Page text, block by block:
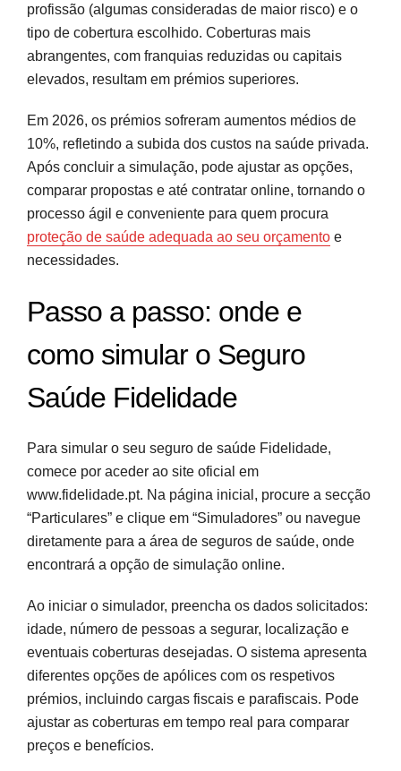
profissão (algumas consideradas de maior risco) e o
tipo de cobertura escolhido. Coberturas mais
abrangentes, com franquias reduzidas ou capitais
elevados, resultam em prémios superiores.
Em 2026, os prémios sofreram aumentos médios de
10%, refletindo a subida dos custos na saúde privada.
Após concluir a simulação, pode ajustar as opções,
comparar propostas e até contratar online, tornando o
processo ágil e conveniente para quem procura
proteção de saúde adequada ao seu orçamento e
necessidades.
Passo a passo: onde e
como simular o Seguro
Saúde Fidelidade
Para simular o seu seguro de saúde Fidelidade,
comece por aceder ao site oficial em
www.fidelidade.pt. Na página inicial, procure a secção
“Particulares” e clique em “Simuladores” ou navegue
diretamente para a área de seguros de saúde, onde
encontrará a opção de simulação online.
Ao iniciar o simulador, preencha os dados solicitados:
idade, número de pessoas a segurar, localização e
eventuais coberturas desejadas. O sistema apresenta
diferentes opções de apólices com os respetivos
prémios, incluindo cargas fiscais e parafiscais. Pode
ajustar as coberturas em tempo real para comparar
preços e benefícios.